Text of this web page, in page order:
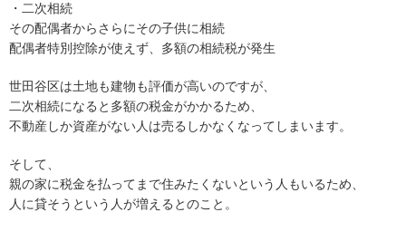
・二次相続
その配偶者からさらにその子供に相続
配偶者特別控除が使えず、多額の相続税が発生
世田谷区は土地も建物も評価が高いのですが、
二次相続になると多額の税金がかかるため、
不動産しか資産がない人は売るしかなくなってしまいます。
そして、
親の家に税金を払ってまで住みたくないという人もいるため、
人に貸そうという人が増えるとのこと。